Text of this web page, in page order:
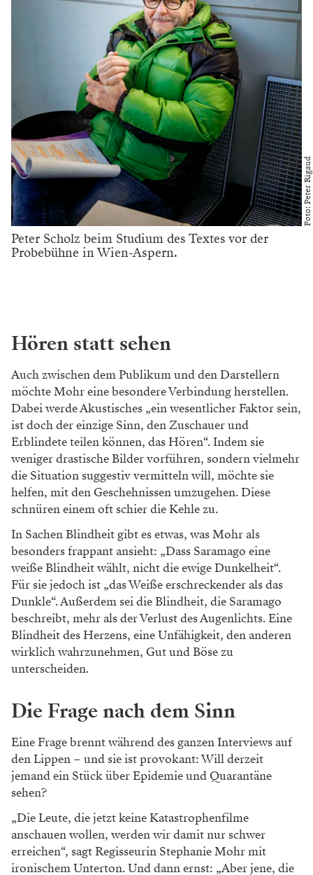
Foto: Peter Rigaud
Peter Scholz beim Studium des Textes vor der
Probebühne in Wien-Aspern.
Hören statt sehen
Auch zwischen dem Publikum und den Darstellern
möchte Mohr eine besondere Verbindung herstellen.
Dabei werde Akustisches „ein wesentlicher Faktor sein,
ist doch der einzige Sinn, den Zuschauer und
Erblindete teilen können, das Hören“. Indem sie
weniger drastische Bilder vorführen, sondern vielmehr
die Situation suggestiv vermitteln will, möchte sie
helfen, mit den Geschehnissen umzugehen. Diese
schnüren einem oft schier die Kehle zu.
In Sachen Blindheit gibt es etwas, was Mohr als
besonders frappant ansieht: „Dass Saramago eine
weiße Blindheit wählt, nicht die ewige Dunkelheit“.
Für sie jedoch ist „das Weiße erschreckender als das
Dunkle“. Außerdem sei die Blindheit, die ­Saramago
beschreibt, mehr als der Verlust des Augenlichts. Eine
Blindheit des Herzens, eine Unfähigkeit, den anderen
wirklich wahrzunehmen, Gut und Böse zu
unterscheiden.
Die Frage nach dem Sinn
Eine Frage brennt während des ganzen Interviews auf
den Lippen – und sie ist provokant: Will derzeit
jemand ein Stück über Epidemie und Quarantäne
sehen?
„Die Leute, die jetzt keine Katastrophenfilme
anschauen wollen, werden wir damit nur schwer
erreichen“, sagt Regisseurin Stephanie Mohr mit
ironischem Unterton. Und dann ernst: „Aber jene, die